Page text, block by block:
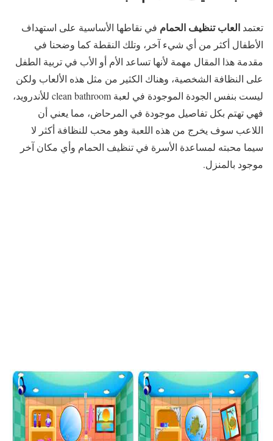
تعتمد العاب تنظيف الحمام في نقاطها الأساسية على استهداف
الأطفال أكثر من أي شيء آخر، وتلك النقطة كما وضحنا في
مقدمة هذا المقال مهمة لأنها تساعد الأم أو الأب في تربية الطفل
على النظافة الشخصية، وهناك الكثير من مثل هذه الألعاب ولكن
ليست بنفس الجودة الموجودة في لعبة clean bathroom للأندرويد،
فهي تهتم بكل تفاصيل موجودة في المرحاض، مما يعني أن
اللاعب سوف يخرج من هذه اللعبة وهو محب للنظافة أكثر لا
سيما محبته لمساعدة الأسرة في تنظيف الحمام وأي مكان آخر
موجود بالمنزل.